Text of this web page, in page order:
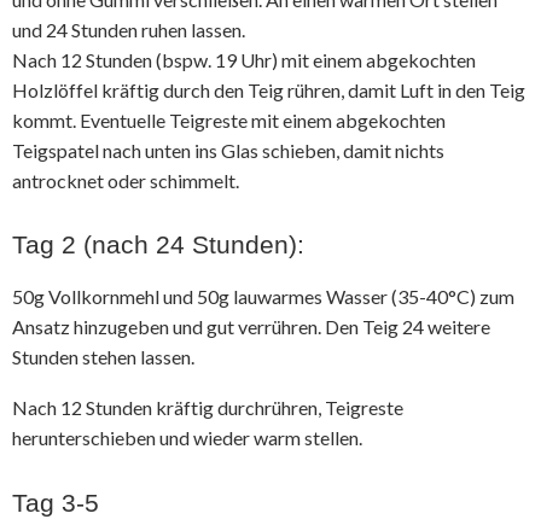
und 24 Stunden ruhen lassen.
Nach 12 Stunden (bspw. 19 Uhr) mit einem abgekochten
Holzlöffel kräftig durch den Teig rühren, damit Luft in den Teig
kommt. Eventuelle Teigreste mit einem abgekochten
Teigspatel nach unten ins Glas schieben, damit nichts
antrocknet oder schimmelt.
Tag 2 (nach 24 Stunden):
50g Vollkornmehl und 50g lauwarmes Wasser (35-40°C) zum
Ansatz hinzugeben und gut verrühren. Den Teig 24 weitere
Stunden stehen lassen.
Nach 12 Stunden kräftig durchrühren, Teigreste
herunterschieben und wieder warm stellen.
Tag 3-5